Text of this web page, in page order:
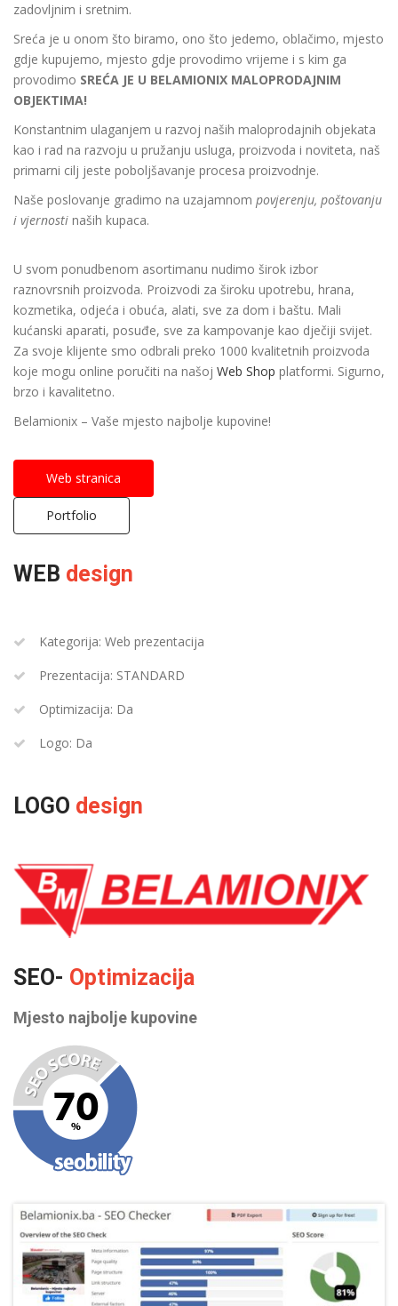
zadovljnim i sretnim.
Sreća je u onom što biramo, ono što jedemo, oblačimo, mjesto
gdje kupujemo, mjesto gdje provodimo vrijeme i s kim ga
provodimo SREĆA JE U BELAMIONIX MALOPRODAJNIM
OBJEKTIMA!
Konstantnim ulaganjem u razvoj naših maloprodajnih objekata
kao i rad na razvoju u pružanju usluga, proizvoda i noviteta, naš
primarni cilj jeste poboljšavanje procesa proizvodnje.
Naše poslovanje gradimo na uzajamnom povjerenju, poštovanju
i vjernosti naših kupaca.
U svom ponudbenom asortimanu nudimo širok izbor
raznovrsnih proizvoda. Proizvodi za široku upotrebu, hrana,
kozmetika, odjeća i obuća, alati, sve za dom i baštu. Mali
kućanski aparati, posuđe, sve za kampovanje kao dječiji svijet.
Za svoje klijente smo odbrali preko 1000 kvalitetnih proizvoda
koje mogu online poručiti na našoj Web Shop platformi. Sigurno,
brzo i kavalitetno.
Belamionix – Vaše mjesto najbolje kupovine!
Web stranica
Portfolio
WEB design
Kategorija: Web prezentacija
Prezentacija: STANDARD
Optimizacija: Da
Logo: Da
LOGO design
SEO- Optimizacija
Mjesto najbolje kupovine